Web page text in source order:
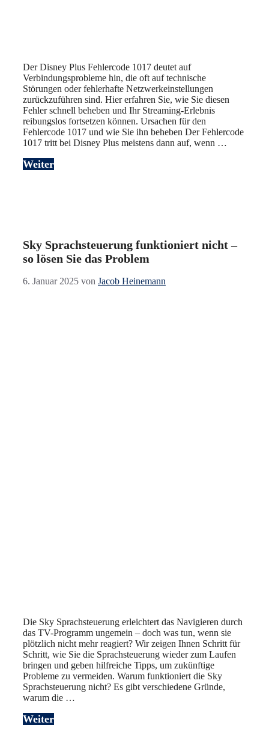
Der Disney Plus Fehlercode 1017 deutet auf
Verbindungsprobleme hin, die oft auf technische
Störungen oder fehlerhafte Netzwerkeinstellungen
zurückzuführen sind. Hier erfahren Sie, wie Sie diesen
Fehler schnell beheben und Ihr Streaming-Erlebnis
reibungslos fortsetzen können. Ursachen für den
Fehlercode 1017 und wie Sie ihn beheben Der Fehlercode
1017 tritt bei Disney Plus meistens dann auf, wenn …
Weiter
Sky Sprachsteuerung funktioniert nicht –
so lösen Sie das Problem
6. Januar 2025 von Jacob Heinemann
Die Sky Sprachsteuerung erleichtert das Navigieren durch
das TV-Programm ungemein – doch was tun, wenn sie
plötzlich nicht mehr reagiert? Wir zeigen Ihnen Schritt für
Schritt, wie Sie die Sprachsteuerung wieder zum Laufen
bringen und geben hilfreiche Tipps, um zukünftige
Probleme zu vermeiden. Warum funktioniert die Sky
Sprachsteuerung nicht? Es gibt verschiedene Gründe,
warum die …
Weiter